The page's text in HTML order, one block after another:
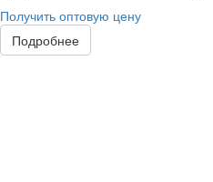
Получить оптовую цену
Подробнее